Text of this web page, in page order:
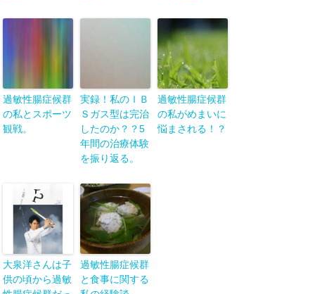
過敏性腸症候群
の私とスポーツ
観戦。
実録！私のＩＢ
Ｓガス型は完治
したのか？？5
年間の治療体験
を振り返る。
過敏性腸症候群
の私がめまいに
悩まされる！？
大泉洋さんは子
供の頃から過敏
過敏性腸症候群
と食事に関する